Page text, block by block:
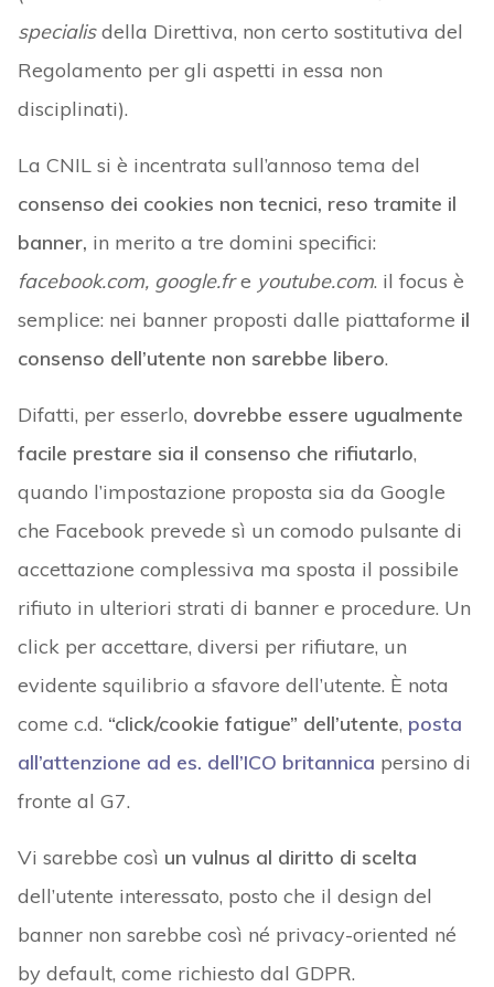
specialisdella Direttiva, non certo sostitutiva del
Regolamento per gli aspetti in essa non
disciplinati).
La CNIL si è incentrata sull’annoso tema del
consenso dei cookies non tecnici, reso tramite il
banner, in merito a tre domini specifici:
facebook.com, google.fre youtube.com. il focus è
semplice: nei banner proposti dalle piattaforme il
consenso dell’utente non sarebbe libero.
Difatti, per esserlo, dovrebbe essere ugualmente
facile prestare sia il consenso che rifiutarlo,
quando l’impostazione proposta sia da Google
che Facebook prevede sì un comodo pulsante di
accettazione complessiva ma sposta il possibile
rifiuto in ulteriori strati di banner e procedure. Un
click per accettare, diversi per rifiutare, un
evidente squilibrio a sfavore dell’utente. È nota
come c.d. “click/cookie fatigue” dell’utente, posta
all’attenzione ad es. dell’ICO britannica persino di
fronte al G7.
Vi sarebbe così un vulnus al diritto di scelta
dell’utente interessato, posto che il design del
banner non sarebbe così né privacy-oriented né
by default, come richiesto dal GDPR.